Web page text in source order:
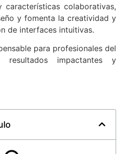
características colaborativas,
y fomenta la creatividad y
de interfaces intuitivas.
para profesionales del
impactantes y